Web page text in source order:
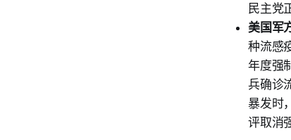
民主党
美国军
种流感
年度强
兵确诊
暴发时
评取消